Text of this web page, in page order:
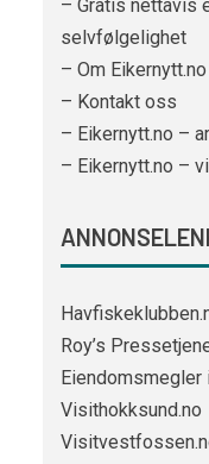
– Gratis nettavis
selvfølgelighet
– Om Eikernytt.no
– Kontakt oss
– Eikernytt.no –
– Eikernytt.no –
Roy’s
Eiendomsmegler
Visithokksund.no